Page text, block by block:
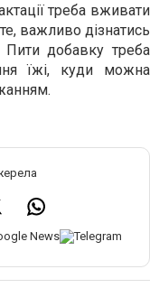
треба вживати
важливо дізнатись
добавку треба
їжі, куди можна